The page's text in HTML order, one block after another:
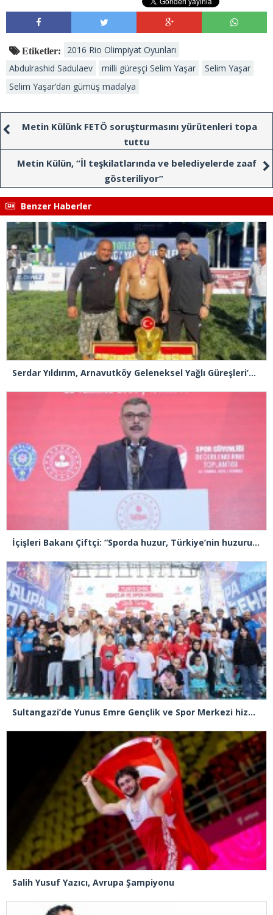
Etiketler:
2016 Rio Olimpiyat Oyunları
Abdulrashid Sadulaev
milli güreşçi Selim Yaşar
Selim Yaşar
Selim Yaşar’dan gümüş madalya
Metin Külünk FETÖ soruşturmasını yürütenleri topa
tuttu
Metin Külün, “İl teşkilatlarında ve belediyelerde zaaf
gösteriliyor”
Benzer Haberler
Serdar Yıldırım, Arnavutköy Geleneksel Yağlı Güreşleri’nin Başpehlivanı
İçişleri Bakanı Çiftçi: “Sporda huzur, Türkiye’nin huzuru demektir”
Sultangazi’de Yunus Emre Gençlik ve Spor Merkezi hizmete açıldı
Salih Yusuf Yazıcı, Avrupa Şampiyonu